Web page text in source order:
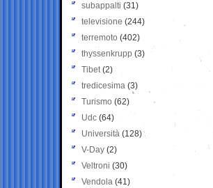
subappalti (31)
televisione(244)
terremoto (402)
thyssenkrupp (3)
Tibet(2)
tredicesima (3)
Turismo (62)
Udc (64)
Università (128)
V-Day (2)
Veltroni (30)
Vendola (41)